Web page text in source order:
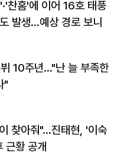
찬홈'에 이어 16호 태풍
발생…예상 경로 보니
10주년…"난 늘 부족한
"
찾아줘"…진태현, '이숙
근황 공개